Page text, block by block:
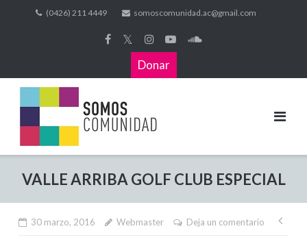
(0426) 211 4449 somoscomunidad.ac@gmail.com
𝕏
Donar
VALLE ARRIBA GOLF CLUB ESPECIAL
30 marzo, 2016 Webmaster Deja un comentario